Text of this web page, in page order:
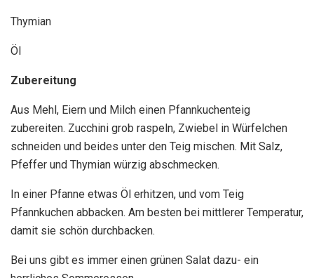
Thymian
Öl
Zubereitung
Aus Mehl, Eiern und Milch einen Pfannkuchenteig
zubereiten. Zucchini grob raspeln, Zwiebel in Würfelchen
schneiden und beides unter den Teig mischen. Mit Salz,
Pfeffer und Thymian würzig abschmecken.
In einer Pfanne etwas Öl erhitzen, und vom Teig
Pfannkuchen abbacken. Am besten bei mittlerer Temperatur,
damit sie schön durchbacken.
Bei uns gibt es immer einen grünen Salat dazu- ein